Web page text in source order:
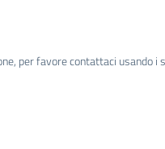
per favore contattaci usando i